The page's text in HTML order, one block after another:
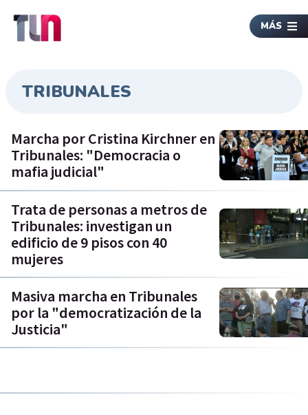
MÁS
TRIBUNALES
Marcha por Cristina Kirchner en
Tribunales: "Democracia o
mafia judicial"
Trata de personas a metros de
Tribunales: investigan un
edificio de 9 pisos con 40
mujeres
Masiva marcha en Tribunales
por la "democratización de la
Justicia"